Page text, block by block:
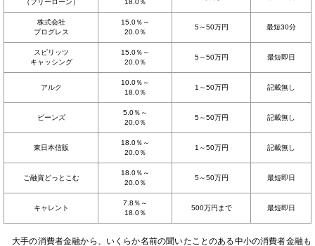
株式会社
プログレス
15.0％～
20.0％
5～50万円 最短30分
スピリッツ
キャッシング
15.0％～
20.0％
5～50万円 最短即日
アルク
10.0％～
18.0％
1～50万円 記載無し
ビーンズ
5.0％～
20.0％
5～50万円 記載無し
東日本信販
18.0％～
20.0％
1～50万円 記載無し
ご融資どっとこむ
18.0％～
20.0％
5～50万円 最短即日
キャレント
7.8％～
18.0％
500万円まで 最短即日
大手の消費者金融から、いくらか名前の聞いたことのある中小の消費者金融も